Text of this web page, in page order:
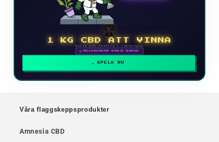
🏆
1 KG CBD ATT VINNA
Delta och klättra i rankingen
🗓 BELÖNINGAR VARJE MÅNAD
SPELA NU
Våra flaggskeppsprodukter
Amnesia CBD